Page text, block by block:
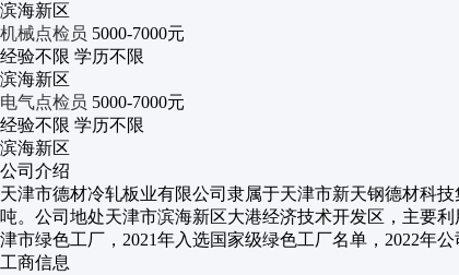
滨海新区
机械点检员 5000-7000元
经验不限 学历不限
滨海新区
电气点检员 5000-7000元
经验不限 学历不限
滨海新区
公司介绍
天津市德材冷轧板业有限公司隶属于天津市新天钢德材科
吨。公司地处天津市滨海新区大港经济技术开发区，主要
津市绿色工厂，2021年入选国家级绿色工厂名单，2022年
工商信息